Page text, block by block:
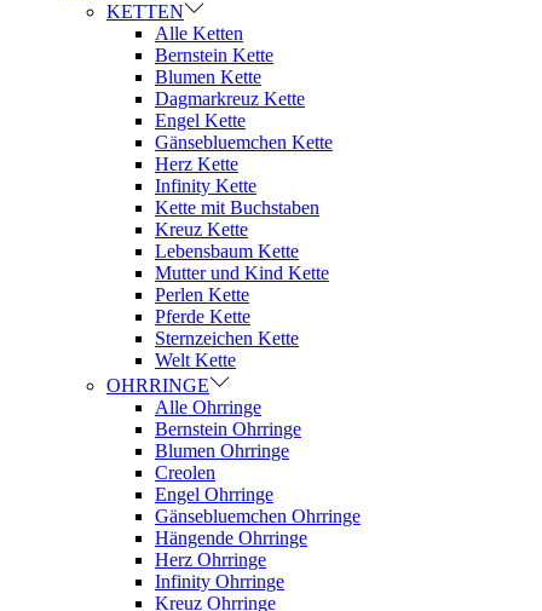
KETTEN
Alle Ketten
Bernstein Kette
Blumen Kette
Dagmarkreuz Kette
Engel Kette
Gänsebluemchen Kette
Herz Kette
Infinity Kette
Kette mit Buchstaben
Kreuz Kette
Lebensbaum Kette
Mutter und Kind Kette
Perlen Kette
Pferde Kette
Sternzeichen Kette
Welt Kette
OHRRINGE
Alle Ohrringe
Bernstein Ohrringe
Blumen Ohrringe
Creolen
Engel Ohrringe
Gänsebluemchen Ohrringe
Hängende Ohrringe
Herz Ohrringe
Infinity Ohrringe
Kreuz Ohrringe